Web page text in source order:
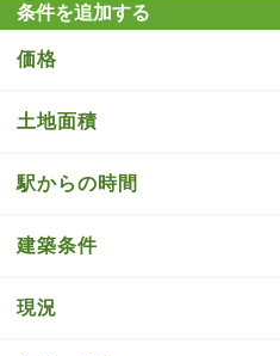
条件を追加する
価格
土地面積
駅からの時間
建築条件
現況